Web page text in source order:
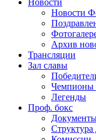
Новости
Новости
Архив
Трансляции
Зал славы
Чемпионы
Легенды
Проф. бокс
Структура